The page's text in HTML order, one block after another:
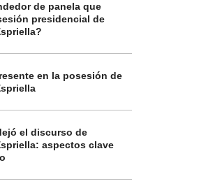
de panela que
presidencial de
en la posesión de
el discurso de
aspectos clave